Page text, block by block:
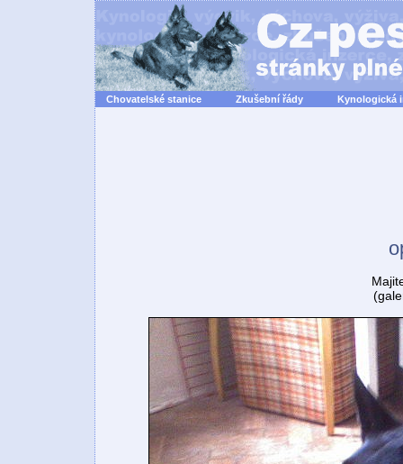
Chovatelské stanice Zkušební řády Kynologická